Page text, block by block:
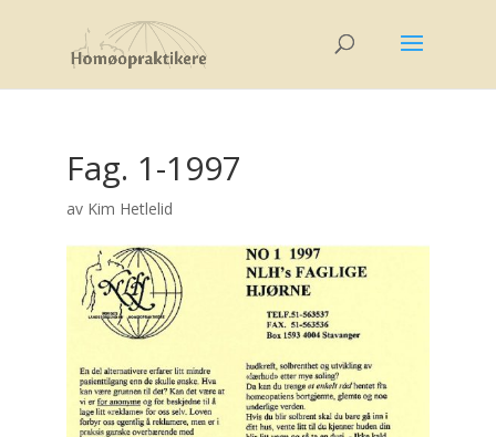
Fag. 1-1997
av Kim Hetlelid